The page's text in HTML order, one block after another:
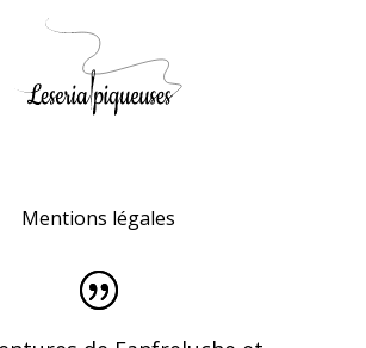
Mentions légales